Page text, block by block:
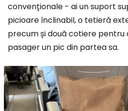
convenționale - ai un suport
picioare înclinabil, o tetieră
precum și două cotiere pentru
pasager un pic din partea sa.